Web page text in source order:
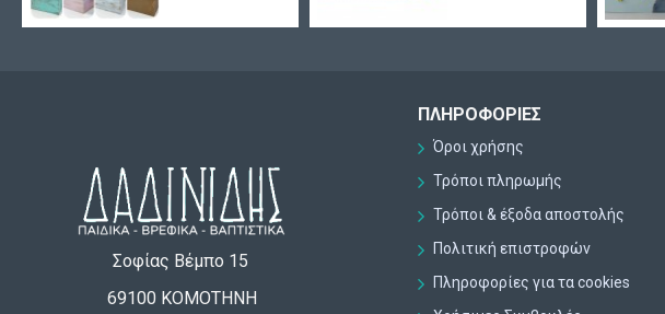
Σοφίας Βέμπο 15
69100 ΚΟΜΟΤΗΝΗ
ΠΛΗΡΟΦΟΡΊΕΣ
Όροι χρήσης
Τρόποι πληρωμής
Τρόποι & έξοδα αποστολής
Πολιτική επιστροφών
Πληροφορίες για τα cookies